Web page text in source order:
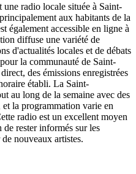
radio locale située à Saint-
aux habitants de la
également accessible en ligne à
diffuse une variété de
d'actualités locales et de débats
la communauté de Saint-
des émissions enregistrées
établi. La Saint-
au long de la semaine avec des
la programmation varie en
radio est un excellent moyen
rester informés sur les
nouveaux artistes.